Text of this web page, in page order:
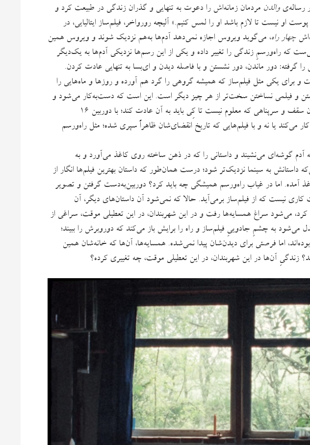
رساله‌یوالدن مردمان زمانه‌اش را دعوت به تنهایی و گذران زندگی در طبیعت کرد و
او نیست تا لازم باشد او را لمس کنیم.» آلیچه رورواخر، فیلم‌ساز ایتالیایی، در
چهار راه، می‌گوید ویروس اجازه نمی‌دهد آدم‌ها به‌هم نزدیک شوند و ویروس همین
کوفتی‌ست که راه‌ورسمِ زندگی را تغییر داده و یکی از این رسم‌ها نزدیکی آدم‌ها به یک‌دیگر
دور ماندن، دور نشستن و با فاصله دیدن و ای‌بسا به تنهایی عادت کردن.
و برای یکی مثل فیلم‌ساز که همیشه گروهی را گرد هم آورده و روزها و ماه‌هایی را
و فیلمی نساختن سخت‌تر از هر چیز دیگر است. این است که دست‌به‌کار می‌شود و
از خانه‌ی خودش شروع می‌کند؛ از آن‌ سقف و سرپناهی که معلوم نیست تا کِی باید به آن عادت کند؛ با دوربین ۱۶
می‌کند یا نه و با فیلم‌هایی که تاریخ انقضای‌شان ظاهراً سپری شده؛ مثل راه‌ورسم
گوشه‌ای می‌نشیند و داستانی را که در ذهن ساخته روی کاغذ می‌آورد و به
به سینما نزدیک‌تر شود؛ درست همان‌طور که داستان بهترین فیلم‌ها انگار از
آمده. اما در غیاب راه‌ورسم همیشگی چه باید کرد؟ دوربین‌به‌دست گرفتن و تصویر
کاری نیست که از فیلم‌ساز برمی‌آید. حالا که نمی‌شود آن داستان‌های دیگر، آن
کرد، می‌شود سراغ همسایه‌ها رفت و در این شهربندان، در این تعطیلی موقت، سراغی از
به چشمِ جادوییِ فیلم‌ساز و راه را برایش باز می‌کند که دوروبرش را ببیند؛
اما فرصتی برای دیدن‌شان پیدا نمی‌شده. همسایه‌ها، آن‌ها که خانه‌شان همین
آن‌ها در این شهربندان، در این تعطیلی موقت، چه تغییری کرده؟